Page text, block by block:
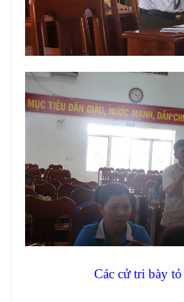
Các cử tri bày